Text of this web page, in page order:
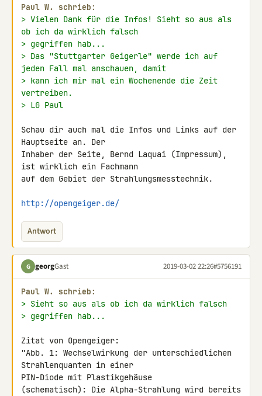
Paul W. schrieb:
> Vielen Dank für die Infos! Sieht so aus als
ob ich da wirklich falsch
> gegriffen hab...
> Das "Stuttgarter Geigerle" werde ich auf
jeden Fall mal anschauen, damit
> kann ich mir mal ein Wochenende die Zeit
vertreiben.
> LG Paul
Schau dir auch mal die Infos und Links auf der
Hauptseite an. Der
Inhaber der Seite, Bernd Laquai (Impressum),
ist wirklich ein Fachmann
auf dem Gebiet der Strahlungsmesstechnik.
http://opengeiger.de/
Antwort
G georgGast 2019-03-02 22:26#5756191
Paul W. schrieb:
> Sieht so aus als ob ich da wirklich falsch
> gegriffen hab...
Zitat von Opengeiger:
"Abb. 1: Wechselwirkung der unterschiedlichen
Strahlenquanten in einer
PIN-Diode mit Plastikgehäuse
(schematisch): Die Alpha-Strahlung wird bereits